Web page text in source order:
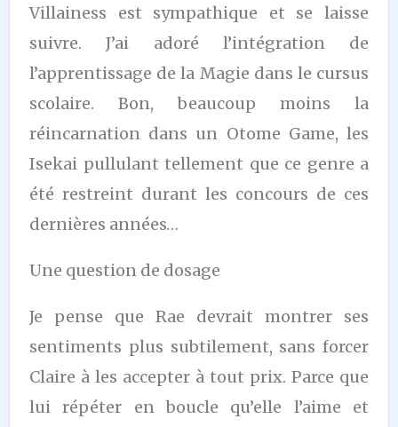
Villainess est sympathique et se laisse
suivre. J’ai adoré l’intégration de
l’apprentissage de la Magie dans le cursus
scolaire. Bon, beaucoup moins la
réincarnation dans un Otome Game, les
Isekai pullulant tellement que ce genre a
été restreint durant les concours de ces
dernières années…
Une question de dosage
Je pense que Rae devrait montrer ses
sentiments plus subtilement, sans forcer
Claire à les accepter à tout prix. Parce que
lui répéter en boucle qu’elle l’aime et